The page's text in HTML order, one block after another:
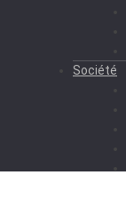
Société